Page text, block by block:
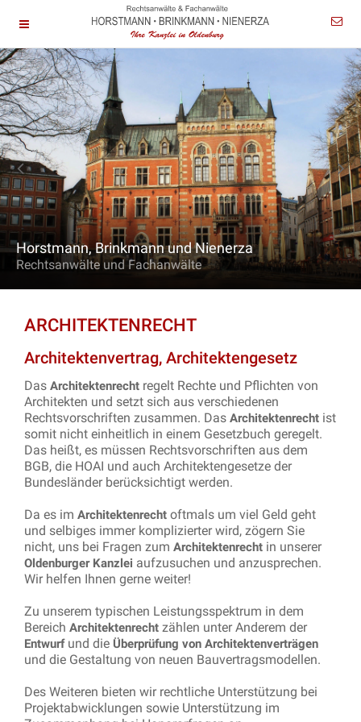
Horstmann, Brinkmann und Nienerza
Rechtsanwälte und Fachanwälte
ARCHITEKTENRECHT
Architektenvertrag, Architektengesetz
Das Architektenrecht regelt Rechte und Pflichten von
Architekten und setzt sich aus verschiedenen
Rechtsvorschriften zusammen. Das Architektenrecht ist
somit nicht einheitlich in einem Gesetzbuch geregelt.
Das heißt, es müssen Rechtsvorschriften aus dem
BGB, die HOAI und auch Architektengesetze der
Bundesländer berücksichtigt werden.
Da es im Architektenrecht oftmals um viel Geld geht
und selbiges immer komplizierter wird, zögern Sie
nicht, uns bei Fragen zum Architektenrecht in unserer
Oldenburger Kanzlei aufzusuchen und anzusprechen.
Wir helfen Ihnen gerne weiter!
Zu unserem typischen Leistungsspektrum in dem
Bereich Architektenrecht zählen unter Anderem der
Entwurfund die Überprüfung von Architektenverträgen
und die Gestaltung von neuen Bauvertragsmodellen.
Des Weiteren bieten wir rechtliche Unterstützung bei
Projektabwicklungen sowie Unterstützung im